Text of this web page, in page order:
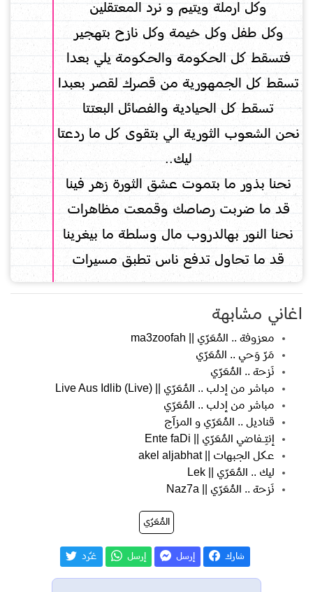
وكل ارملة ويتيم و نرد المعتقلين
وكل طفل وكل خيمة وكل نازح بتهجير
فتسقط كل الحكومة والحكومة يلي بعدا
تسقط كل الجمهورية من قصرك لقصر بعبدا
تسقط كل الحيادية والفصائل البعتتا
نحن الشعوب الثورية الي بتقوى كل ما ردعتا
ليك..
نحنا بذور ما بتموت عشق الثورة زهر فينا
قد ما ضربت رصاصك وقمعت مظاهرات
نحنا النور بهالدروب مال وسلطة ما بيغرينا
قد ما تحاول تدفع ناس تطبق مسيرات
اغاني مشابهة
معزوفة .. المُعَرّي || ma3zoofah
مَرّ وَحي .. المُعَرّي
نَزحة .. المُعَرّي
مباشر من إدلب .. المُعَرّي || Live Aus Idlib (Live)
مباشر من إدلب .. المُعَرّي
قناديل .. المُعَرّي و المزآج
إنتِــــفاضي المُعَرّي || Ente faDi
عكل الجبهات || akel aljabhat
ليك .. المُعَرّي || Lek
نَزحة .. المُعَرّي || Naz7a
المُعَرّي
شارك إرسل إرسل غـّرد